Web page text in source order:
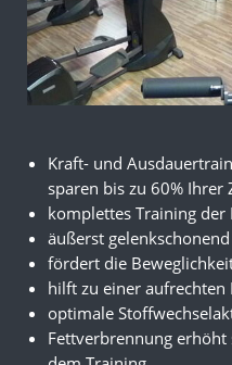
Kraft- und
sparen bis zu 60% Ihrer
komplettes Training
äußerst gelenkschonend
fördert die
hilft zu einer aufrechten
optimale
Fettverbrennung erhöht